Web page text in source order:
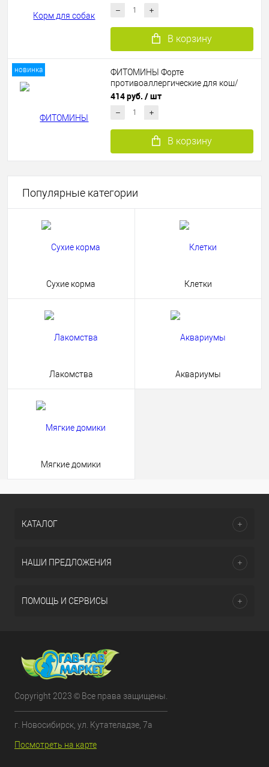
В корзину
новинка
ФИТОМИНЫ Форте
противоаллергические для кош/
собак
414 руб. / шт
В корзину
Популярные категории
Сухие корма Клетки
Лакомства Аквариумы
Мягкие домики
КАТАЛОГ
НАШИ ПРЕДЛОЖЕНИЯ
ПОМОЩЬ И СЕРВИСЫ
Copyright 2023 © Все права защищены.
г. Новосибирск, ул. Кутателадзе, 7а
Посмотреть на карте